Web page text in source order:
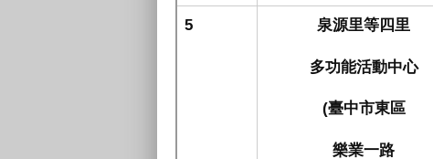
5 泉源里等四里
多功能活動中心
(臺中市東區
樂業一路